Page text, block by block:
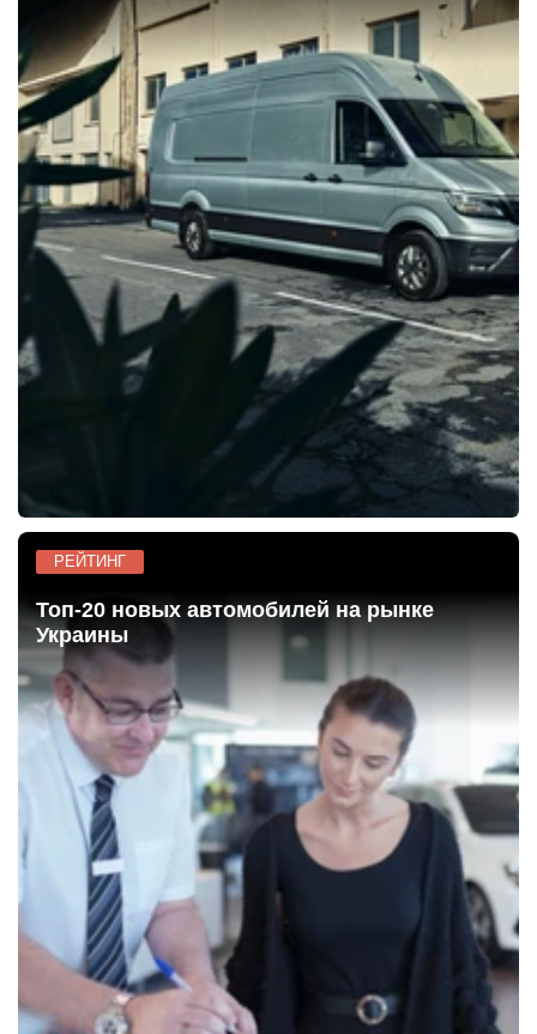
более привычного нам
«Крафтера». Затем испытаем
новый Chery Tiggo 7 Pro и
обновленный Jaguar F-Pace,
приценимся к следующему
поколению Honda HR-V,
заказы на который начинают
принимать украинские
дилеры, сравним
предложения универсалов Kia
Ceed SW и Hyundai i30 Wagon,
после чего рассмотрим как
следует новейший Jeep Grand
Cherokee. А для тех, кто знает
толк в точных данных,
подведем итоги продаж в
Украине новых авто и
«пригона» подержанных в
Шеф-редактор AUTO.RIA
РЕЙТИНГ
Топ-20 новых автомобилей на рынке
Украины